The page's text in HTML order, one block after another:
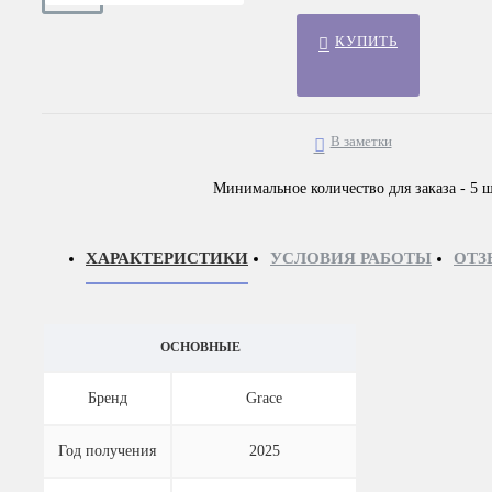
КУПИТЬ
В заметки
Минимальное количество для заказа - 5
ХАРАКТЕРИСТИКИ УСЛОВИЯ РАБОТЫ
ОСНОВНЫЕ
Бренд Grace
Год получения 2025